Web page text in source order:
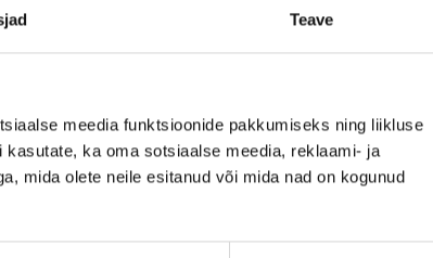
Teave
meedia funktsioonide pakkumiseks ning liikluse
ka oma sotsiaalse meedia, reklaami- ja
mida olete neile esitanud või mida nad on kogunud